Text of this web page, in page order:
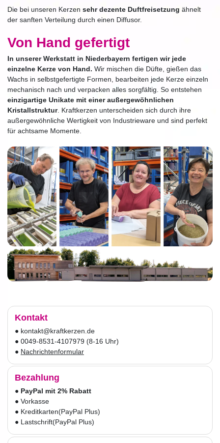
Die bei unseren Kerzen sehr dezente Duftfreisetzung ähnelt
der sanften Verteilung durch einen Diffusor.
Von Hand gefertigt
In unserer Werkstatt in Niederbayern fertigen wir jede
einzelne Kerze von Hand. Wir mischen die Düfte, gießen das
Wachs in selbstgefertigte Formen, bearbeiten jede Kerze einzeln
mechanisch nach und verpacken alles sorgfältig. So entstehen
einzigartige Unikate mit einer außergewöhnlichen
Kristallstruktur. Kraftkerzen unterscheiden sich durch ihre
außergewöhnliche Wertigkeit von Industrieware und sind perfekt
für achtsame Momente.
Kontakt
● kontakt@kraftkerzen.de
● 0049-8531-4107979 (8-16 Uhr)
● Nachrichtenformular
Bezahlung
● PayPal mit 2% Rabatt
● Vorkasse
● Kreditkarten(PayPal Plus)
● Lastschrift(PayPal Plus)